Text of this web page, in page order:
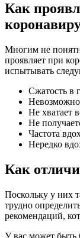
Как
Многим не
проявляет при
испытывать
Сжатость в
Не хватает
Не
Частота
Нередко
Как
Поскольку у них
трудно
рекомендаций,
У вас может быть